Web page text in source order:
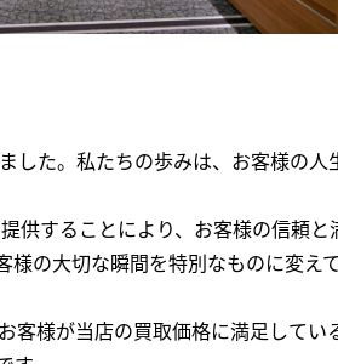
した。私たちの歩みは、お客様の人
供することにより、お客様の信頼と
の大切な瞬間を特別なものに変え
客様が当店の買取価格に満足してい